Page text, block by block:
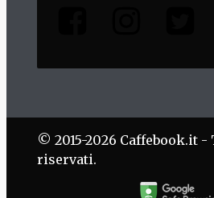
© 2015-2026 Caffebook.it
riservati.